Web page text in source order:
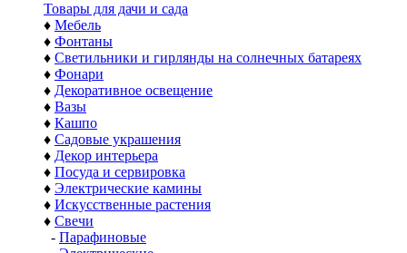
Товары для дачи и сада
♦ Мебель
♦ Фонтаны
♦ Светильники и гирлянды на солнечных батареях
♦ Фонари
♦ Декоративное освещение
♦ Вазы
♦ Кашпо
♦ Садовые украшения
♦ Декор интерьера
♦ Посуда и сервировка
♦ Электрические камины
♦ Искусственные растения
♦ Свечи
- Парафиновые